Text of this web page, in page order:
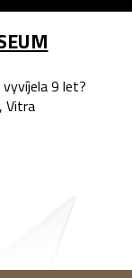
vyvíjela 9 let?
Vitra